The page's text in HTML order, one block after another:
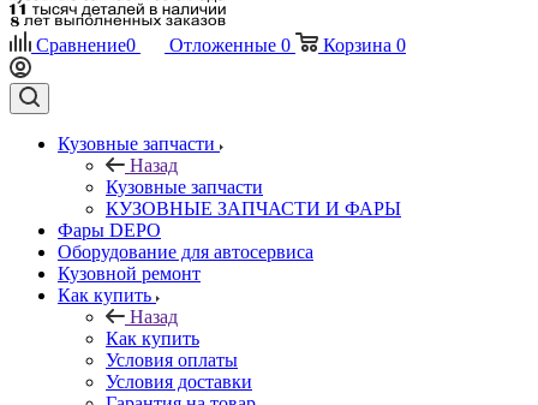
Сравнение0 Отложенные 0 Корзина 0
Кузовные запчасти
Назад
Кузовные запчасти
КУЗОВНЫЕ ЗАПЧАСТИ И ФАРЫ
Фары DEPO
Оборудование для автосервиса
Кузовной ремонт
Как купить
Назад
Как купить
Условия оплаты
Условия доставки